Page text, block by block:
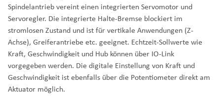
Spindelantrieb vereint einen integrierten Servomotor und
Servoregler. Die integrierte Halte-Bremse blockiert im
stromlosen Zustand und ist für vertikale Anwendungen (Z-
Achse), Greiferantriebe etc. geeignet. Echtzeit-Sollwerte wie
Kraft, Geschwindigkeit und Hub können über IO-Link
vorgegeben werden. Die digitale Einstellung von Kraft und
Geschwindigkeit ist ebenfalls über die Potentiometer direkt am
Aktuator möglich.